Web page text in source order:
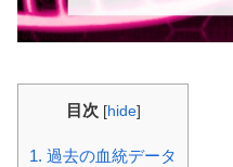
目次 [hide]
1. 過去の血統データ